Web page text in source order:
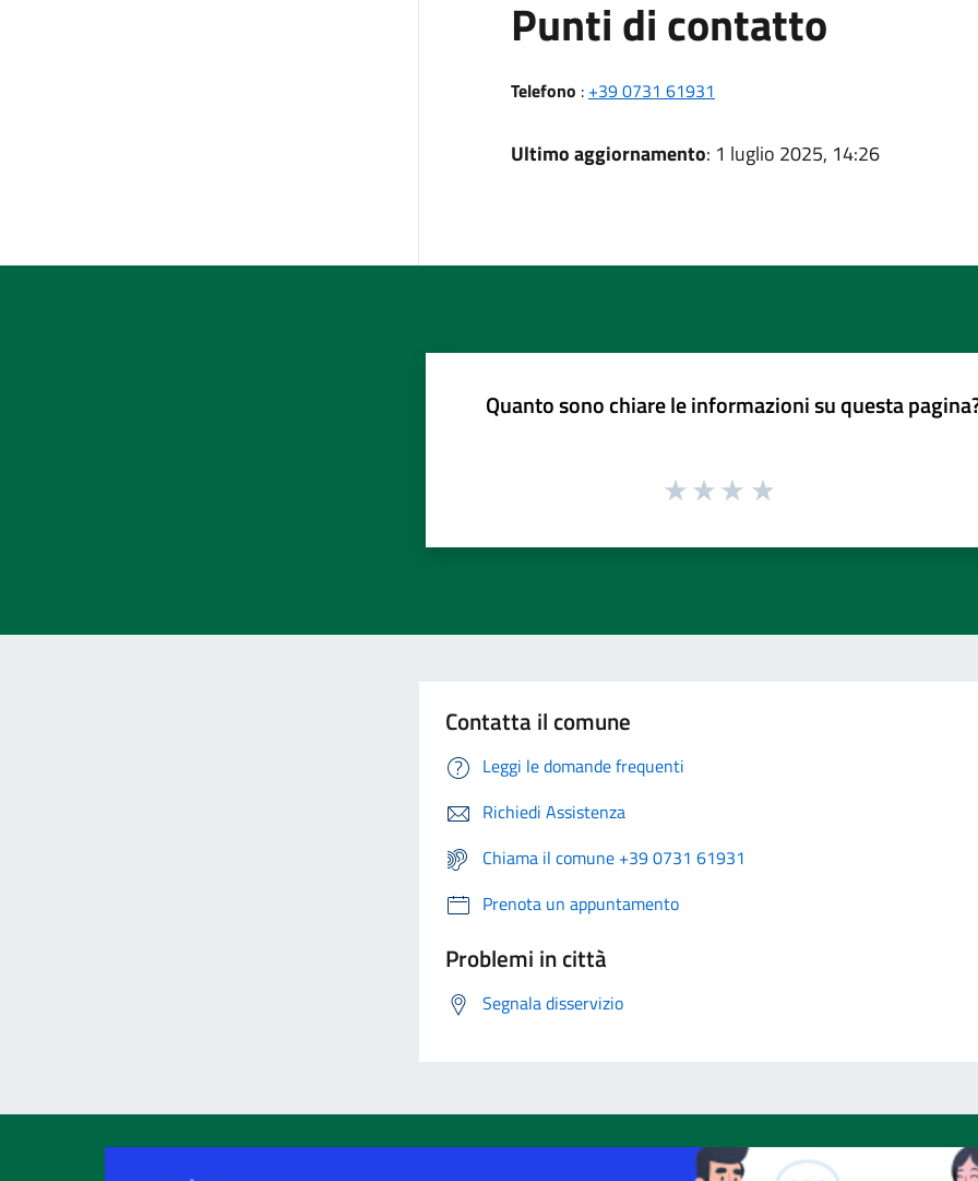
Punti di contatto
Telefono : +39 0731 61931
Ultimo aggiornamento: 1 luglio 2025, 14:26
Quanto sono chiare le informazioni su questa
Contatta il comune
Leggi le domande frequenti
Richiedi Assistenza
Chiama il comune +39 0731 61931
Prenota un appuntamento
Problemi in città
Segnala disservizio